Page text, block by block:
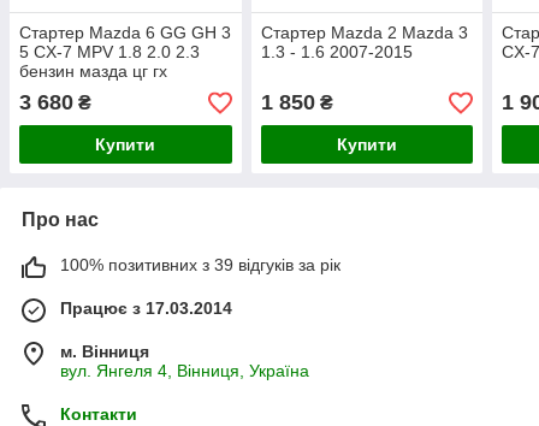
Стартер Mazda 6 GG GH 3
5 CX-7 MPV 1.8 2.0 2.3
бензин мазда цг гх
3 680 ₴
Купити
Стартер Mazda 2 Mazda 3
1.3 - 1.6 2007-2015
1 850₴
Купити
CX-
1
Про нас
100% позитивних з 39 відгуків за рік
Працює з 17.03.2014
м. Вінниця
вул. Янгеля 4, Вінниця, Україна
Контакти